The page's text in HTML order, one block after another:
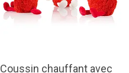
Coussin chauffant avec